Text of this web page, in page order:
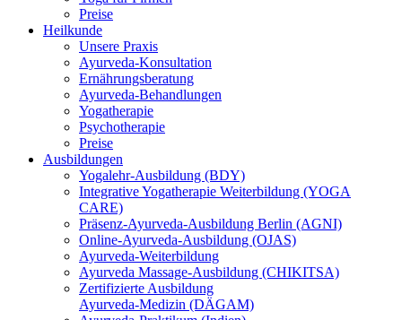
Preise
Heilkunde
Unsere Praxis
Ayurveda-Konsultation
Ernährungsberatung
Ayurveda-Behandlungen
Yogatherapie
Psychotherapie
Preise
Ausbildungen
Yogalehr-Ausbildung (BDY)
Integrative Yogatherapie Weiterbildung (YOGA
CARE)
Präsenz-Ayurveda-Ausbildung Berlin (AGNI)
Online-Ayurveda-Ausbildung (OJAS)
Ayurveda-Weiterbildung
Ayurveda Massage-Ausbildung (CHIKITSA)
Zertifizierte Ausbildung
Ayurveda-Medizin (DÄGAM)